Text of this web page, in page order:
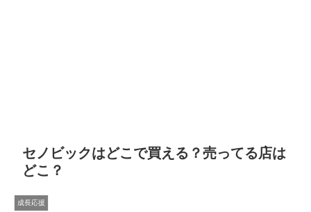
セノビックはどこで買える？売ってる店は
どこ？
成長応援